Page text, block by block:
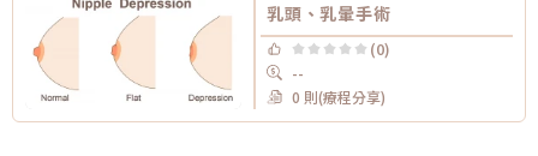
乳頭、乳暈手術
(0)
--
0 則(療程分享)